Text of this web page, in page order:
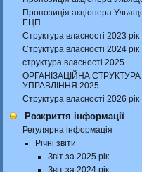
Пропозиція акціонера
ЕЦП
Структура власності 2023 рік
Структура власності 2024 рік
структура власності 2025
ОРГАНІЗАЦІЙНА СТРУКТУРА
УПРАВЛІННЯ 2025
Структура власності 2026 рік
Розкриття інформації
Регулярна інформація
Річні звіти
Звіт за 2025 рік
Звіт за 2024 рік